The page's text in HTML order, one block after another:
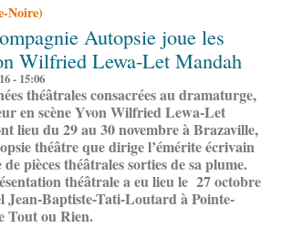
Noire)
Autopsie joue les
Wilfried Lewa-Let Mandah
- 15:06
théâtrales consacrées au dramaturge,
en scène Yvon Wilfried Lewa-Let
lieu du 29 au 30 novembre à Brazaville,
théâtre que dirige l’émérite écrivain
pièces théâtrales sorties de sa plume.
théâtrale a eu lieu le 27 octobre
Jean-Baptiste-Tati-Loutard à Pointe-
Tout ou Rien.